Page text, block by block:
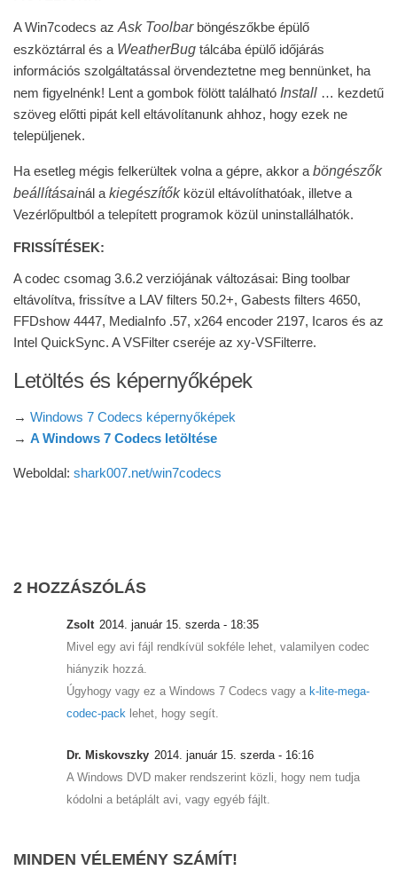
A Win7codecs az Ask Toolbarböngészőkbe épülő
eszköztárral és a WeatherBug tálcába épülő időjárás
információs szolgáltatással örvendeztetne meg bennünket, ha
nem figyelnénk! Lent a gombok fölött található Install … kezdetű
szöveg előtti pipát kell eltávolítanunk ahhoz, hogy ezek ne
települjenek.
Ha esetleg mégis felkerültek volna a gépre, akkor a böngészők
beállításainál a kiegészítőkközül eltávolíthatóak, illetve a
Vezérlőpultból a telepített programok közül uninstallálhatók.
FRISSÍTÉSEK:
A codec csomag 3.6.2 verziójának változásai: Bing toolbar
eltávolítva, frissítve a LAV filters 50.2+, Gabests filters 4650,
FFDshow 4447, MediaInfo .57, x264 encoder 2197, Icaros és az
Intel QuickSync. A VSFilter cseréje az xy-VSFilterre.
Letöltés és képernyőképek
→ Windows 7 Codecs képernyőképek
→ A Windows 7 Codecs letöltése
Weboldal: shark007.net/win7codecs
2 HOZZÁSZÓLÁS
Zsolt 2014. január 15. szerda - 18:35
Mivel egy avi fájl rendkívül sokféle lehet, valamilyen codec
hiányzik hozzá.
Úgyhogy vagy ez a Windows 7 Codecs vagy a k-lite-mega-
codec-pack lehet, hogy segít.
Dr. Miskovszky 2014. január 15. szerda - 16:16
A Windows DVD maker rendszerint közli, hogy nem tudja
kódolni a betáplált avi, vagy egyéb fájlt.
MINDEN VÉLEMÉNY SZÁMÍT!